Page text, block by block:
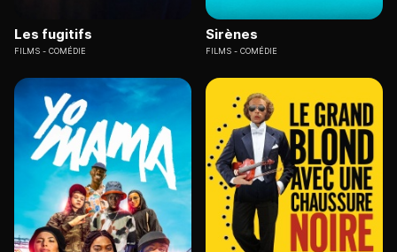
Les fugitifs
FILMS COMÉDIE
Sirènes
FILMS COMÉDIE